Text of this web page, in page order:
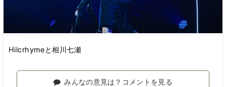
Hilcrhymeと相川七瀬
みんなの意見は？コメントを見る